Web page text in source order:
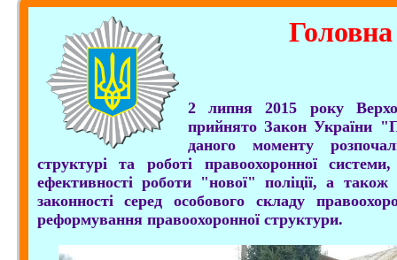
Головна
2 липня 2015 року
прийнято Закон України
даного моменту
структурі та роботі правоохоронної
ефективності роботи "нової" поліції, а
законності серед особового складу
реформування правоохоронної структури.